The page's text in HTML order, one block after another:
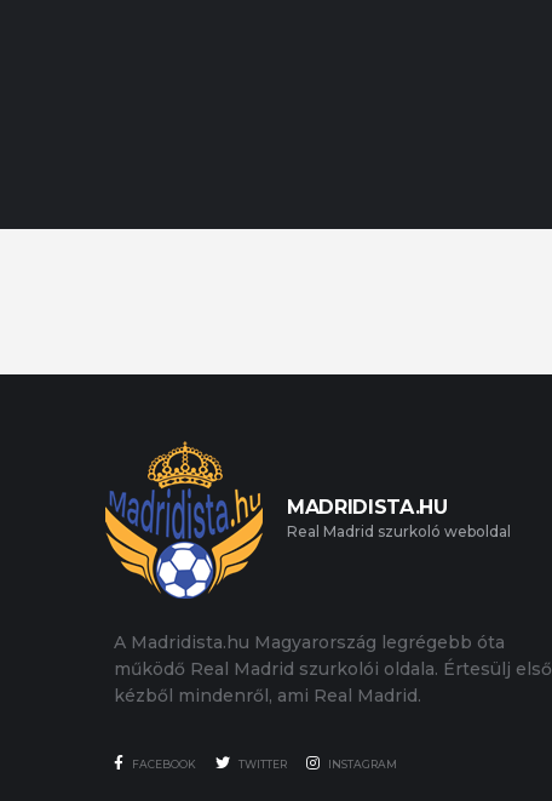
MADRIDISTA.HU
Real Madrid szurkoló weboldal
A Madridista.hu Magyarország legrégebb óta
működő Real Madrid szurkolói oldala. Értesülj első
kézből mindenről, ami Real Madrid.
FACEBOOK TWITTER INSTAGRAM